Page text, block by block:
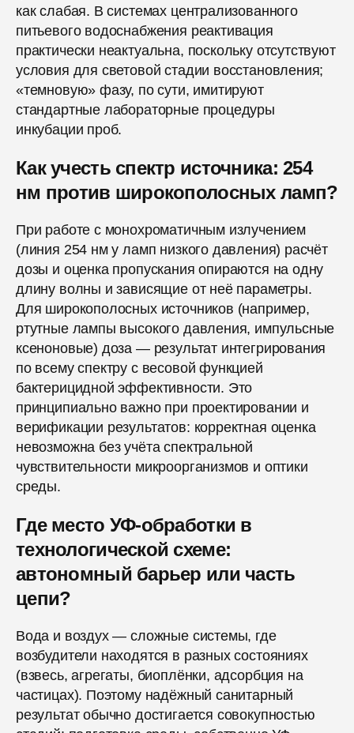
как слабая. В системах централизованного
питьевого водоснабжения реактивация
практически неактуальна, поскольку отсутствуют
условия для световой стадии восстановления;
«темновую» фазу, по сути, имитируют
стандартные лабораторные процедуры
инкубации проб.
Как учесть спектр источника: 254
нм против широкополосных ламп?
При работе с монохроматичным излучением
(линия 254 нм у ламп низкого давления) расчёт
дозы и оценка пропускания опираются на одну
длину волны и зависящие от неё параметры.
Для широкополосных источников (например,
ртутные лампы высокого давления, импульсные
ксеноновые) доза — результат интегрирования
по всему спектру с весовой функцией
бактерицидной эффективности. Это
принципиально важно при проектировании и
верификации результатов: корректная оценка
невозможна без учёта спектральной
чувствительности микроорганизмов и оптики
среды.
Где место УФ-обработки в
технологической схеме:
автономный барьер или часть
цепи?
Вода и воздух — сложные системы, где
возбудители находятся в разных состояниях
(взвесь, агрегаты, биоплёнки, адсорбция на
частицах). Поэтому надёжный санитарный
результат обычно достигается совокупностью